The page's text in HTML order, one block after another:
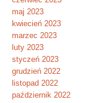
maj 2023
kwiecień 2023
marzec 2023
luty 2023
styczeń 2023
grudzień 2022
listopad 2022
październik 2022